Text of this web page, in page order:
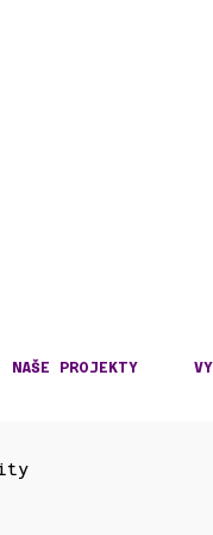
NAŠE PROJEKTY